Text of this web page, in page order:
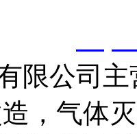
限公司
，气体